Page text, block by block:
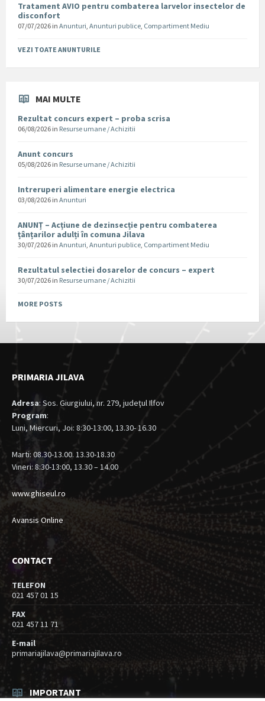
Tratament AVIO pentru combaterea larvelor insectelor de
disconfort
07/07/2026 in Anunturi, Anunturi publice, Compartiment Mediu
VEZI TOATE ANUNTURILE
MAI MULTE
Rezultat concurs expert – proba scrisa
06/08/2026 in Resurse umane / Achizitii
Anunt concurs
05/08/2026 in Resurse umane / Achizitii
Intreruperi alimentare energie electrica
03/08/2026 in Anunturi
ANUNȚ – Acțiune de dezinsecție pentru combaterea
țânțarilor adulți în comuna Jilava
30/07/2026 in Anunturi, Anunturi publice, Compartiment Mediu
Rezultatul selectiei dosarelor de concurs – expert
30/07/2026 in Resurse umane / Achizitii
MORE POSTS
PRIMARIA JILAVA
Adresa: Sos. Giurgiului, nr. 279, judeţul Ilfov
Program:
Luni, Miercuri, Joi: 8:30-13:00, 13.30- 16.30
Marti: 08.30-13.00. 13.30-18.30
Vineri: 8:30-13:00, 13.30 – 14.00
www.ghiseul.ro
Avansis Online
CONTACT
TELEFON
021 457 01 15
FAX
021 457 11 71
E-mail
primariajilava@primariajilava.ro
IMPORTANT